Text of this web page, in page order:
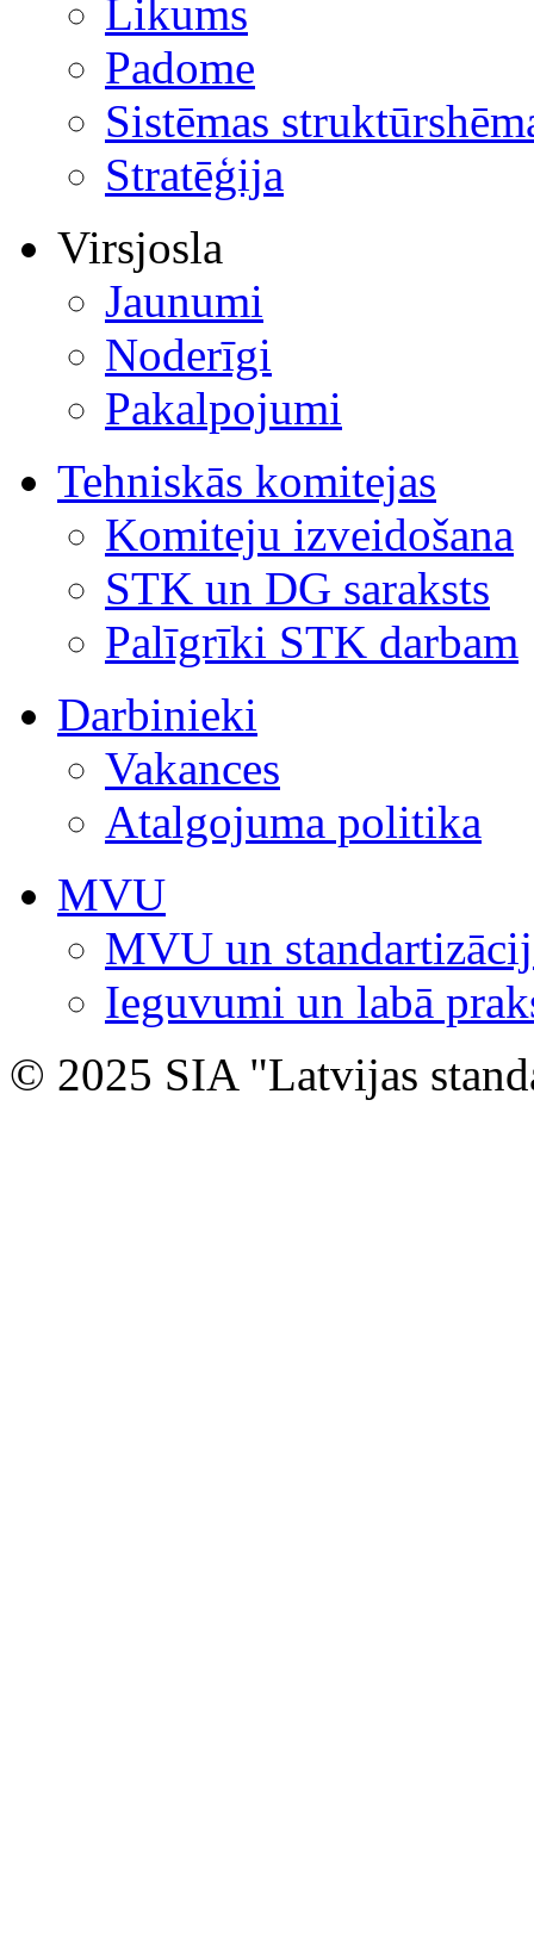
Likums
Padome
Sistēmas
Stratēģija
Virsjosla
Jaunumi
Noderīgi
Pakalpojumi
Tehniskās komitejas
Komiteju izveidošana
STK un DG saraksts
Palīgrīki STK darbam
Darbinieki
Vakances
Atalgojuma politika
MVU
MVU un
Ieguvumi un labā
© 2025 SIA "Latvijas